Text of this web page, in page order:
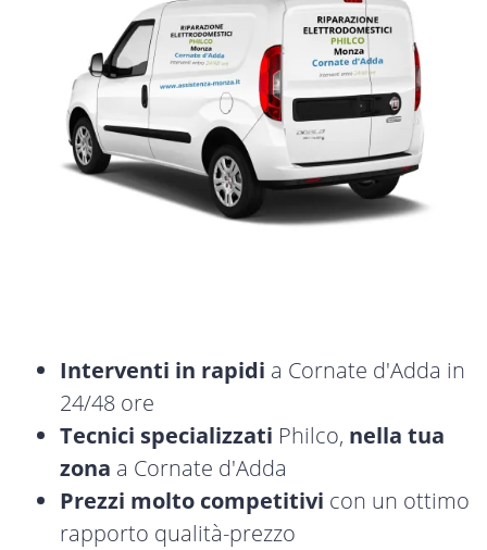
Interventi in rapidi a Cornate d'Adda in
24/48 ore
Tecnici specializzati Philco, nella tua
zona a Cornate d'Adda
Prezzi molto competitivi con un ottimo
rapporto qualità-prezzo